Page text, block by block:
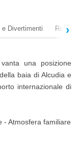
e Divertimenti
una posizione
baia di Alcudia e
internazionale di
- Atmosfera familiare